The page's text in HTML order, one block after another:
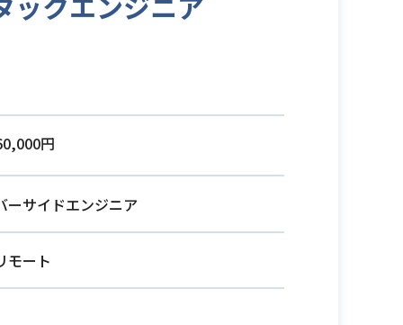
円
ーサイドエンジニア
モート